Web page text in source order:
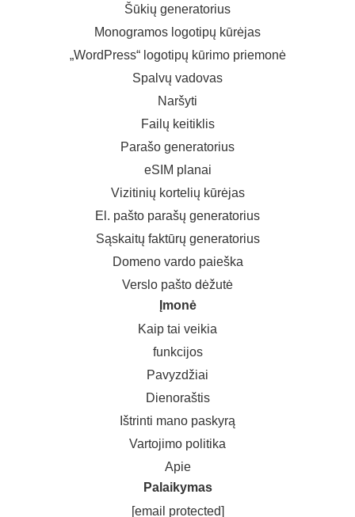
Šūkių generatorius
Monogramos logotipų kūrėjas
„WordPress“ logotipų kūrimo priemonė
Spalvų vadovas
Naršyti
Failų keitiklis
Parašo generatorius
eSIM planai
Vizitinių kortelių kūrėjas
El. pašto parašų generatorius
Sąskaitų faktūrų generatorius
Domeno vardo paieška
Verslo pašto dėžutė
Įmonė
Kaip tai veikia
funkcijos
Pavyzdžiai
Dienoraštis
Ištrinti mano paskyrą
Vartojimo politika
Apie
Palaikymas
[email protected]